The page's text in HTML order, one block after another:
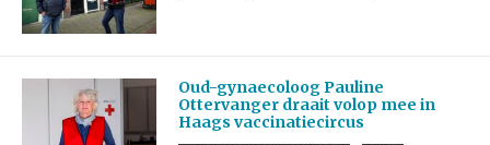
Oud-gynaecoloog Pauline
Ottervanger draait volop mee in
Haags vaccinatiecircus